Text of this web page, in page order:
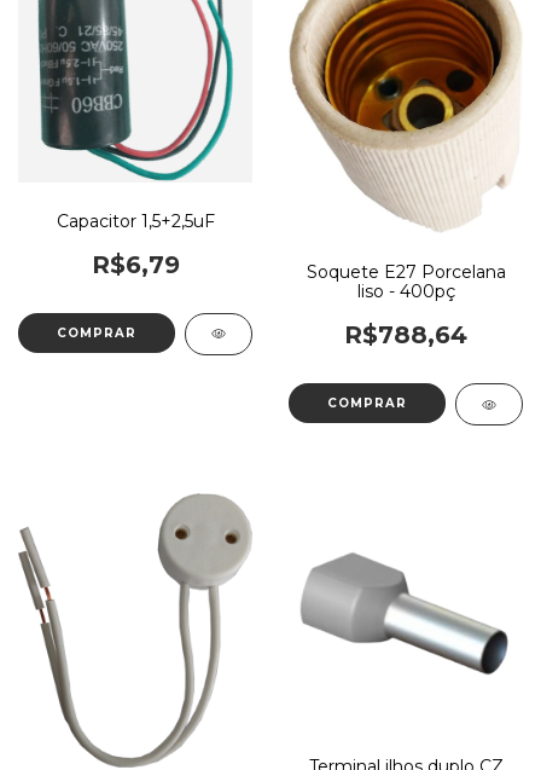
Capacitor 1,5+2,5uF
R$6,79
Soquete E27 Porcelana
liso - 400pç
R$788,64